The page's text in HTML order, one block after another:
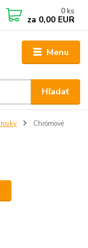
Menu
Hľadať
0 ks
za 0,00 EUR
Chrómové